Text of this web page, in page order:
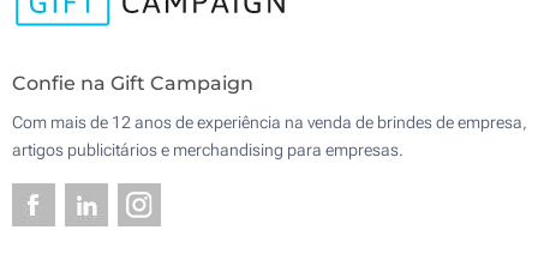
Confie na Gift Campaign
Com mais de 12 anos de experiência na venda de brindes de empresa,
artigos publicitários e merchandising para empresas.